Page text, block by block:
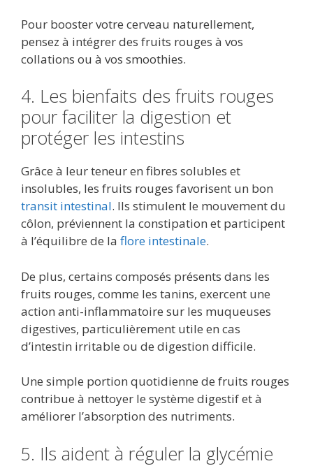
Pour booster votre cerveau naturellement,
pensez à intégrer des fruits rouges à vos
collations ou à vos smoothies.
4. Les bienfaits des fruits rouges
pour faciliter la digestion et
protéger les intestins
Grâce à leur teneur en fibres solubles et
insolubles, les fruits rouges favorisent un bon
transit intestinal. Ils stimulent le mouvement du
côlon, préviennent la constipation et participent
à l’équilibre de la flore intestinale.
De plus, certains composés présents dans les
fruits rouges, comme les tanins, exercent une
action anti-inflammatoire sur les muqueuses
digestives, particulièrement utile en cas
d’intestin irritable ou de digestion difficile.
Une simple portion quotidienne de fruits rouges
contribue à nettoyer le système digestif et à
améliorer l’absorption des nutriments.
5. Ils aident à réguler la glycémie